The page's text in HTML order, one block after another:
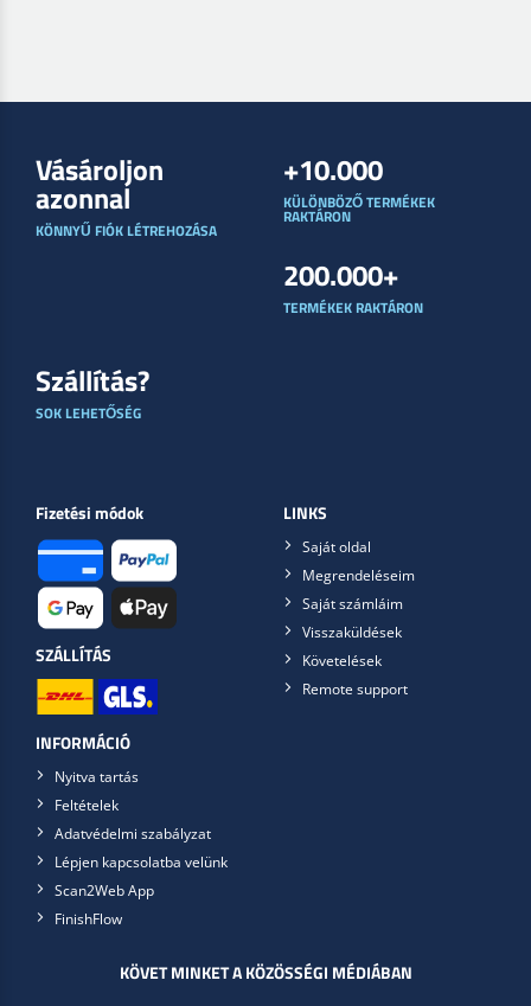
Vásároljon
azonnal
KÖNNYŰ FIÓK LÉTREHOZÁSA
+10.000
KÜLÖNBÖZŐ TERMÉKEK
RAKTÁRON
200.000+
TERMÉKEK RAKTÁRON
Szállítás?
SOK LEHETŐSÉG
Fizetési módok
SZÁLLÍTÁS
LINKS
Saját oldal
Megrendeléseim
Saját számláim
Visszaküldések
Követelések
Remote support
INFORMÁCIÓ
Nyitva tartás
Feltételek
Adatvédelmi szabályzat
Lépjen kapcsolatba velünk
Scan2Web App
FinishFlow
KÖVET MINKET A KÖZÖSSÉGI MÉDIÁBAN